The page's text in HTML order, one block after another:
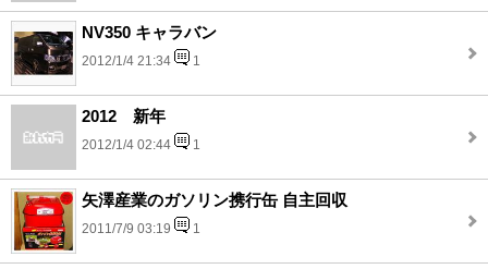
NV350 キャラバン
2012/1/4 21:34 1
2012 新年
2012/1/4 02:44 1
矢澤産業のガソリン携行缶 自主回収
2011/7/9 03:19 1